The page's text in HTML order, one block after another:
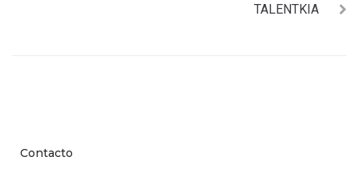
TALENTKIA
Contacto